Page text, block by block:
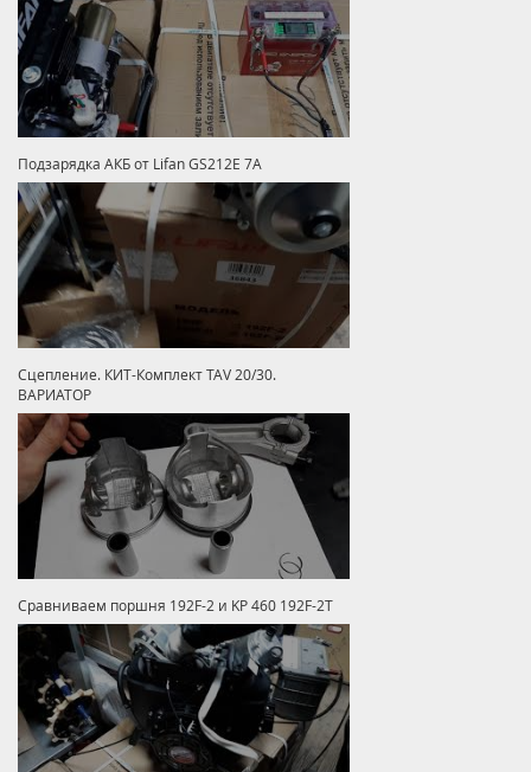
Подзарядка АКБ от Lifan GS212E 7A
Сцепление. КИТ-Комплект TAV 20/30.
ВАРИАТОР
Сравниваем поршня 192F-2 и KP 460 192F-2T